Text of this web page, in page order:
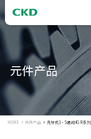
元件产品
HOME 元件产品 先导式3・5通阀4G R系